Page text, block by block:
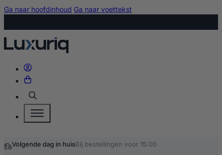
Ga naar hoofdinhoud Ga naar voettekst
Zoeken
Volgende dag in huisBij bestellingen voor 15:00